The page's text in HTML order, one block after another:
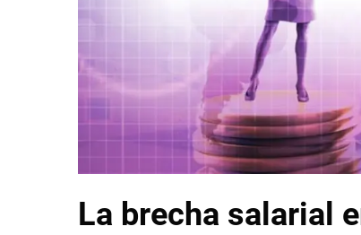
La brecha salarial